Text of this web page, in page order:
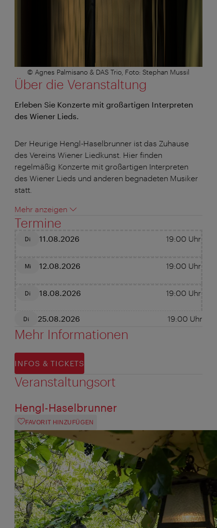
© Agnes Palmisano & DAS Trio, Foto: Stephan Mussil
Über die Veranstaltung
Erleben Sie Konzerte mit großartigen Interpreten
des Wiener Lieds.
Der Heurige Hengl-Haselbrunner ist das Zuhause
des Vereins Wiener Liedkunst. Hier finden
regelmäßig Konzerte mit großartigen Interpreten
des Wiener Lieds und anderen begnadeten Musiker
statt.
Mehr anzeigen
Termine
Di 11.08.2026 19:00 Uhr
Mi 12.08.2026 19:00 Uhr
Di 18.08.2026 19:00 Uhr
Di 25.08.2026 19:00 Uhr
Mehr Informationen
INFOS & TICKETS
Veranstaltungsort
Hengl-Haselbrunner
FAVORIT HINZUFÜGEN